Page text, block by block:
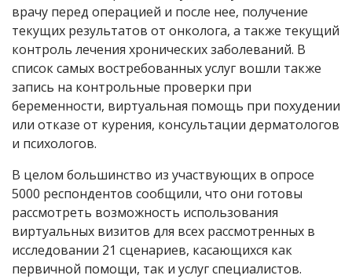
врачу перед операцией и после нее, получение
текущих результатов от онколога, а также текущий
контроль лечения хронических заболеваний. В
список самых востребованных услуг вошли также
запись на контрольные проверки при
беременности, виртуальная помощь при похудении
или отказе от курения, консультации дерматологов
и психологов.
В целом большинство из участвующих в опросе
5000 респондентов сообщили, что они готовы
рассмотреть возможность использования
виртуальных визитов для всех рассмотренных в
исследовании 21 сценариев, касающихся как
первичной помощи, так и услуг специалистов.